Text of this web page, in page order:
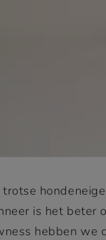
is het beter
hebben we